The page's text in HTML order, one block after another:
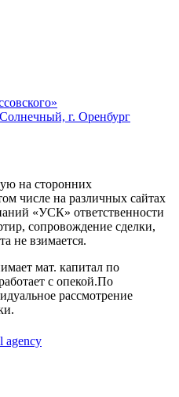
г. Оренбург
на сторонних
числе на различных сайтах
«УСК» ответственности
сопровождение сделки,
не взимается.
мат. капитал по
с опекой.По
рассмотрение
agency